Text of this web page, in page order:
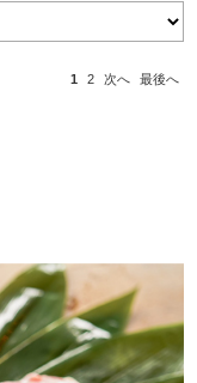
1 2 次へ 最後へ